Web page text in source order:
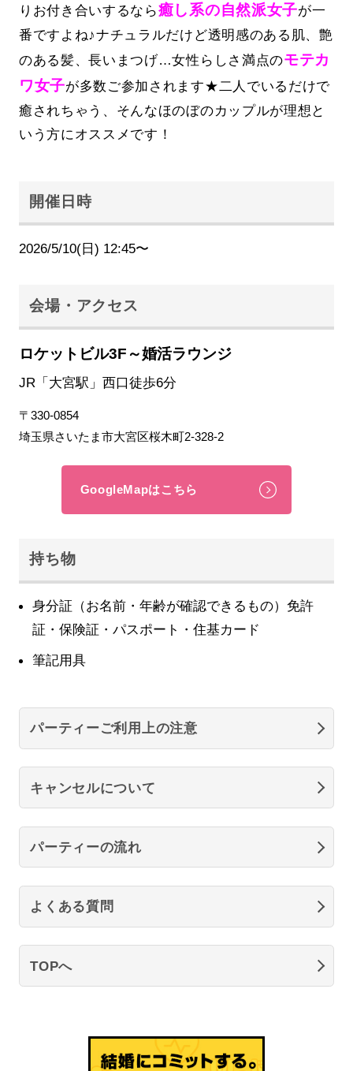
りお付き合いするなら癒し系の自然派女子が一
番ですよね♪ナチュラルだけど透明感のある肌、艶
のある髪、長いまつげ…女性らしさ満点のモテカ
ワ女子が多数ご参加されます★二人でいるだけで
癒されちゃう、そんなほのぼのカップルが理想と
いう方にオススメです！
開催日時
2026/5/10(日) 12:45〜
会場・アクセス
ロケットビル3F～婚活ラウンジ
JR「大宮駅」西口徒歩6分
〒330-0854
埼玉県さいたま市大宮区桜木町2-328-2
GoogleMapはこちら
持ち物
身分証（お名前・年齢が確認できるもの）免許
証・保険証・パスポート・住基カード
筆記用具
パーティーご利用上の注意
キャンセルについて
パーティーの流れ
よくある質問
TOPへ